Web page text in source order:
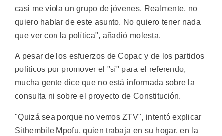
casi me viola un grupo de jóvenes. Realmente, no
quiero hablar de este asunto. No quiero tener nada
que ver con la política", añadió molesta.
A pesar de los esfuerzos de Copac y de los partidos
políticos por promover el "sí" para el referendo,
mucha gente dice que no está informada sobre la
consulta ni sobre el proyecto de Constitución.
"Quizá sea porque no vemos ZTV", intentó explicar
Sithembile Mpofu, quien trabaja en su hogar, en la